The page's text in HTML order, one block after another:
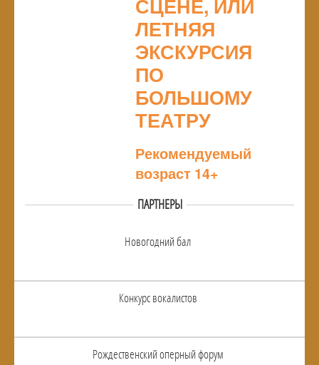
СЦЕНЕ, ИЛИ
ЛЕТНЯЯ
ЭКСКУРСИЯ
ПО
БОЛЬШОМУ
ТЕАТРУ
Рекомендуемый
возраст 14+
ПАРТНЕРЫ
Новогодний бал
Конкурс вокалистов
Рождественский оперный форум